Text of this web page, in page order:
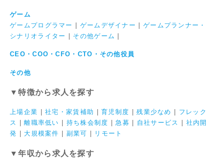
ゲーム
ゲームプログラマー | ゲームデザイナー | ゲームプランナー・
シナリオライター | その他ゲーム |
CEO・COO・CFO・CTO・その他役員
その他
▼特徴から求人を探す
上場企業 |社宅・家賃補助 |育児制度 |残業少なめ
フレック
ス
|離職率低い 持ち株会制度 |急募 自社サービス
社内開
発
大規模案件 副業可 リモート
▼年収から求人を探す